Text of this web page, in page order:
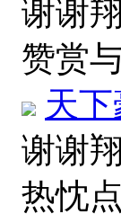
谢谢
赞赏
天
谢谢
热忱